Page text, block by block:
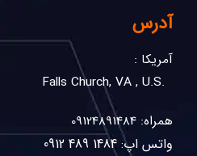
آدرس
آمریکا :
همراه: 09124891484
واتس اپ: 1484 489 0912